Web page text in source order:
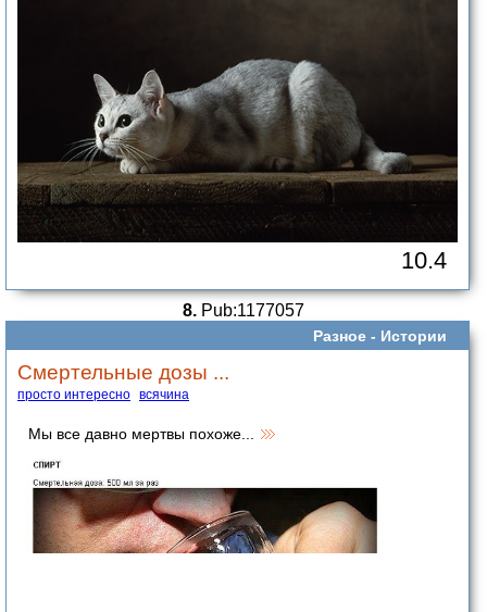
10.4
8. Pub:1177057
Разное - Истории
Смертельные дозы ...
просто интересно всячина
Мы все давно мертвы похоже...